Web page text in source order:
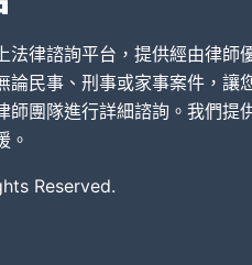
刑事犯罪案件
其他案件類型
律諮詢平台，提供經由律師
論民事、刑事或家事案件，讓
師團隊進行詳細諮詢。我們提
。
Reserved.